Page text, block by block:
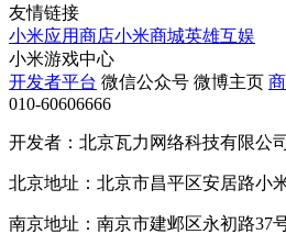
友情链接
小米应用商店小米商城英雄互娱
小米游戏中心
开发者平台 微信公众号 微博主页
010-60606666
开发者：北京瓦力网络科技有限公司
北京地址：北京市昌平区安居路小
南京地址：南京市建邺区永初路37